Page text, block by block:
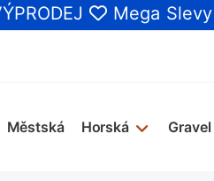
Mega Slevy
Městská Horská Gravel